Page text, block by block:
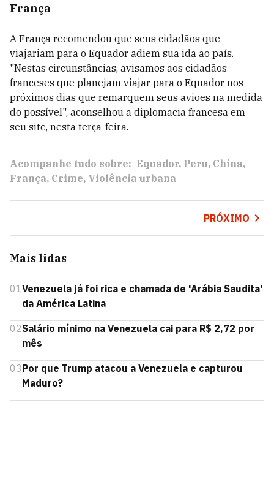
França
A França recomendou que seus cidadãos que
viajariam para o Equador adiem sua ida ao país.
"Nestas circunstâncias, avisamos aos cidadãos
franceses que planejam viajar para o Equador nos
próximos dias que remarquem seus aviões na medida
do possível", aconselhou a diplomacia francesa em
seu site, nesta terça-feira.
Acompanhe tudo sobre: Equador Peru China
França Crime Violência urbana
PRÓXIMO
Mais lidas
01 Venezuela já foi rica e chamada de 'Arábia Saudita'
da América Latina
02Salário mínimo na Venezuela cai para R$ 2,72 por
mês
03Por que Trump atacou a Venezuela e capturou
Maduro?